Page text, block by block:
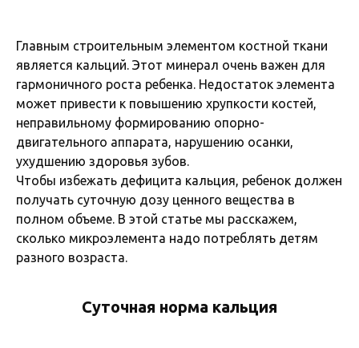
Главным строительным элементом костной ткани
является кальций. Этот минерал очень важен для
гармоничного роста ребенка. Недостаток элемента
может привести к повышению хрупкости костей,
неправильному формированию опорно-
двигательного аппарата, нарушению осанки,
ухудшению здоровья зубов.
Чтобы избежать дефицита кальция, ребенок должен
получать суточную дозу ценного вещества в
полном объеме. В этой статье мы расскажем,
сколько микроэлемента надо потреблять детям
разного возраста.
Суточная норма кальция